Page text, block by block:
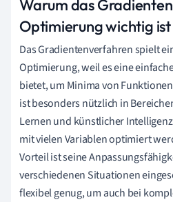
Warum das
Optimierung wichtig ist
Das Gradientenverfahren spielt
Optimierung, weil es eine
bietet, um Minima von
ist besonders nützlich in
Lernen und künstlicher
mit vielen Variablen optimiert
Vorteil ist seine
verschiedenen Situationen
flexibel genug, um auch bei